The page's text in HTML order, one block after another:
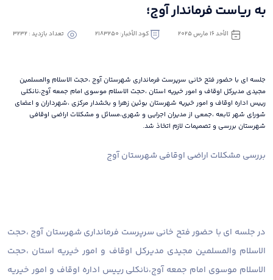
به ریاست فرماندار آوج؛
الأحد ١٦ مارس ٢٠٢٥ كود الأخبار: 2183250 تعداد بازدید : 3232
جلسه ای با حضور فتح خانی سرپرست فرمانداری شهرستان آوج ،حجت الاسلام والمسلمین
مجیدی مدیرکل اوقاف و امور خیریه استان ،حجت الاسلام موسوی امام جمعه آوج،نانکلی
رییس اداره اوقاف و امور خیریه شهرستان بوئین زهرا و بخشدار مرکزی ،شهرداران و اعضای
شورای شهر تابعه ،جمعی از مدیران اجرایی و شهری،مسائل و مشکلات اراضی اوقافی
شهرستان بررسی و تصمیمات لازم اتخاذ شد.
بررسی مشکلات اراضی اوقافی شهرستان آوج
در جلسه ای با حضور فتح خانی سرپرست فرمانداری شهرستان آوج ،حجت
الاسلام والمسلمین مجیدی مدیرکل اوقاف و امور خیریه استان ،حجت
الاسلام موسوی امام جمعه آوج،نانکلی رییس اداره اوقاف و امور خیریه